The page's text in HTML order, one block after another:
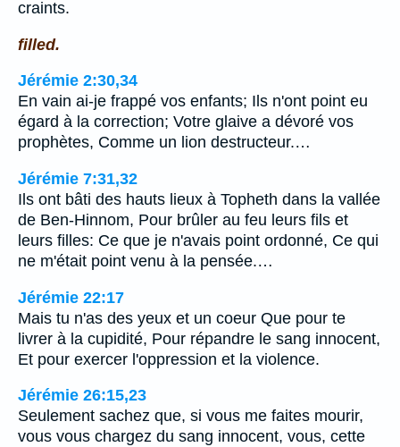
craints.
filled.
Jérémie 2:30,34
En vain ai-je frappé vos enfants; Ils n'ont point eu
égard à la correction; Votre glaive a dévoré vos
prophètes, Comme un lion destructeur.…
Jérémie 7:31,32
Ils ont bâti des hauts lieux à Topheth dans la vallée
de Ben-Hinnom, Pour brûler au feu leurs fils et
leurs filles: Ce que je n'avais point ordonné, Ce qui
ne m'était point venu à la pensée.…
Jérémie 22:17
Mais tu n'as des yeux et un coeur Que pour te
livrer à la cupidité, Pour répandre le sang innocent,
Et pour exercer l'oppression et la violence.
Jérémie 26:15,23
Seulement sachez que, si vous me faites mourir,
vous vous chargez du sang innocent, vous, cette